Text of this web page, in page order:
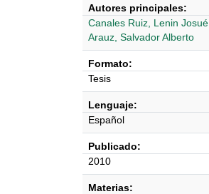
Autores principales:
Canales Ruiz, Lenin Josué
Arauz, Salvador Alberto
Formato:
Tesis
Lenguaje:
Español
Publicado:
2010
Materias: